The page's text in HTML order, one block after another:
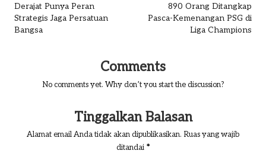
Derajat Punya Peran
Strategis Jaga Persatuan
Bangsa
890 Orang Ditangkap
Pasca-Kemenangan PSG di
Liga Champions
Comments
No comments yet. Why don’t you start the discussion?
Tinggalkan Balasan
Alamat email Anda tidak akan dipublikasikan. Ruas yang wajib
ditandai *